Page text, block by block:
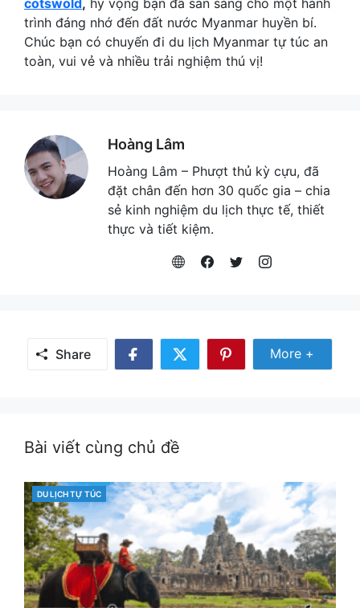
trình đáng nhớ đến đất nước Myanmar huyền bí.
Chúc bạn có chuyến đi du lịch Myanmar tự túc an
toàn, vui vẻ và nhiều trải nghiệm thú vị!
Hoàng Lâm
Hoàng Lâm – Phượt thủ kỳ cựu, đã
đặt chân đến hơn 30 quốc gia – chia
sẻ kinh nghiệm du lịch thực tế, thiết
thực và tiết kiệm.
Share
Share
Share
Share
More +
Bài viết cùng chủ đề
CATEGORIES
DU LỊCH TỰ TÚC